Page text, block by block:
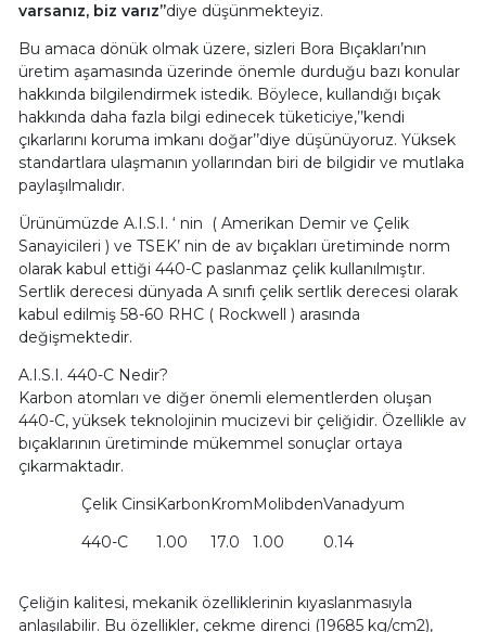
varsanız, biz varız’’diye düşünmekteyiz.
Bu amaca dönük olmak üzere, sizleri Bora Bıçakları’nın
üretim aşamasında üzerinde önemle durduğu bazı konular
hakkında bilgilendirmek istedik. Böylece, kullandığı bıçak
hakkında daha fazla bilgi edinecek tüketiciye,’’kendi
çıkarlarını koruma imkanı doğar’’diye düşünüyoruz. Yüksek
standartlara ulaşmanın yollarından biri de bilgidir ve mutlaka
paylaşılmalıdır.
Ürünümüzde A.I.S.I. ‘ nin ( Amerikan Demir ve Çelik
Sanayicileri ) ve TSEK’ nin de av bıçakları üretiminde norm
olarak kabul ettiği 440-C paslanmaz çelik kullanılmıştır.
Sertlik derecesi dünyada A sınıfı çelik sertlik derecesi olarak
kabul edilmiş 58-60 RHC ( Rockwell ) arasında
değişmektedir.
A.I.S.I. 440-C Nedir?
Karbon atomları ve diğer önemli elementlerden oluşan
440-C, yüksek teknolojinin mucizevi bir çeliğidir. Özellikle av
bıçaklarının üretiminde mükemmel sonuçlar ortaya
çıkarmaktadır.
Çelik Cinsi Karbon Krom MolibdenVanadyum
440-C
1.00 17.0 1.00 0.14
Çeliğin kalitesi, mekanik özelliklerinin kıyaslanmasıyla
anlaşılabilir. Bu özellikler, çekme direnci (19685 kg/cm2),